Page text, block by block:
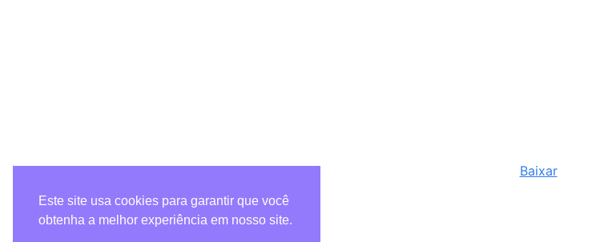
Baixar
Metadados
Este site usa cookies para garantir que você
obtenha a melhor experiência em nosso site.